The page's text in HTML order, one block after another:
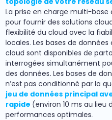
La prise en charge multi-
pour fournir des solutions
flexibilité du cloud avec la
locales. Les bases de
cloud sont disponibles de
interrogées simultanément
des données. Les bases de
n’est pas conditionné par la
jeu de données principal
rapide (environ 10 ms au lieu
performances optimales.